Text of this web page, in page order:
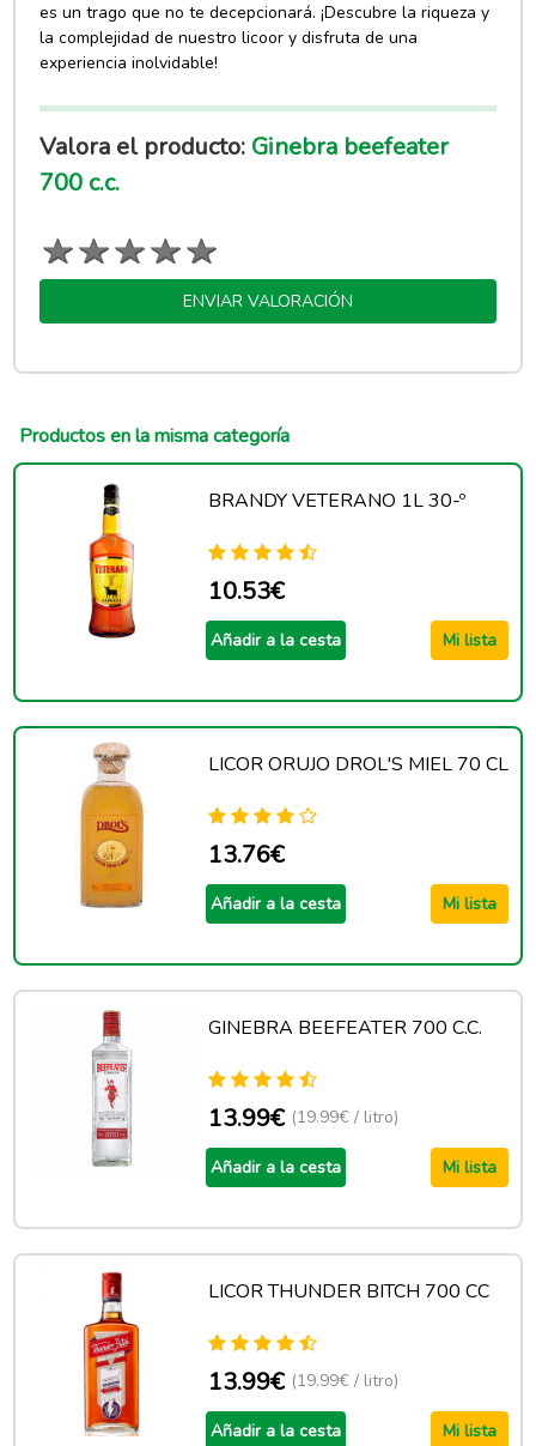
es un trago que no te decepcionará. ¡Descubre la riqueza y
la complejidad de nuestro licoor y disfruta de una
experiencia inolvidable!
Valora el producto: Ginebra beefeater
700 c.c.
ENVIAR VALORACIÓN
Productos en la misma categoría
BRANDY VETERANO 1L 30-º
10.53€
Añadir a la cesta Mi lista
LICOR ORUJO DROL'S MIEL 70 CL
13.76€
Añadir a la cesta Mi lista
GINEBRA BEEFEATER 700 C.C.
13.99€ (19.99€ / litro)
Añadir a la cesta Mi lista
LICOR THUNDER BITCH 700 CC
13.99€ (19.99€ / litro)
Añadir a la cesta Mi lista